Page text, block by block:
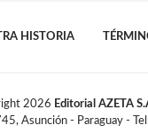
HISTORIA
2026 Editorial AZETA
Asunción - Paraguay -